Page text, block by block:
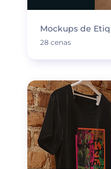
Mockups de
28 cenas